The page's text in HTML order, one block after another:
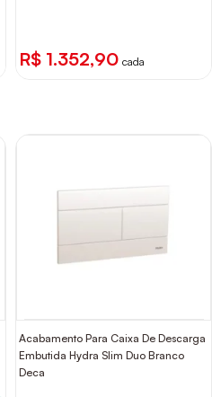
R$ 1.352,90 cada
Acabamento Para Caixa De Descarga
Embutida Hydra Slim Duo Branco
Deca